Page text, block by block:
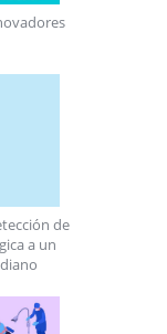
de
a un